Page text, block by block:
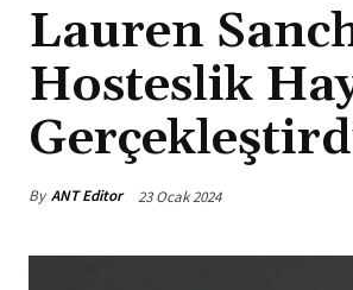
Lauren
Hosteslik
By ANT Editor 23 Ocak 2024